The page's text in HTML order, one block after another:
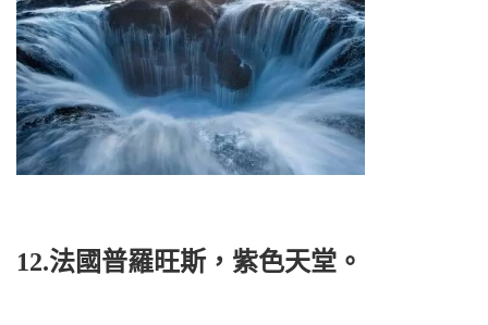
12.法國普羅旺斯，紫色天堂。